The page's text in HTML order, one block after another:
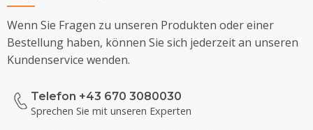
Wenn Sie Fragen zu unseren Produkten oder einer
Bestellung haben, können Sie sich jederzeit an unseren
Kundenservice wenden.
Telefon +43 670 3080030
Sprechen Sie mit unseren Experten